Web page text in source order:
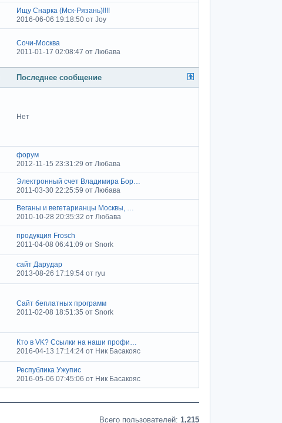
Ищу Снарка (Мск-Рязань)!!!!
2016-06-06 19:18:50 от Joy
Сочи-Москва
2011-01-17 02:08:47 от Любава
Последнее сообщение
Нет
форум
2012-11-15 23:31:29 от Любава
Электронный счет Владимира Бор…
2011-03-30 22:25:59 от Любава
Веганы и вегетарианцы Москвы, …
2010-10-28 20:35:32 от Любава
продукция Frosch
2011-04-08 06:41:09 от Snork
сайт Дарудар
2013-08-26 17:19:54 от ryu
Сайт беплатных программ
2011-02-08 18:51:35 от Snork
Кто в VK? Ссылки на наши профи…
2016-04-13 17:14:24 от Ник Басакояс
Республика Ужупис
2016-05-06 07:45:06 от Ник Басакояс
Всего пользователей: 1,215